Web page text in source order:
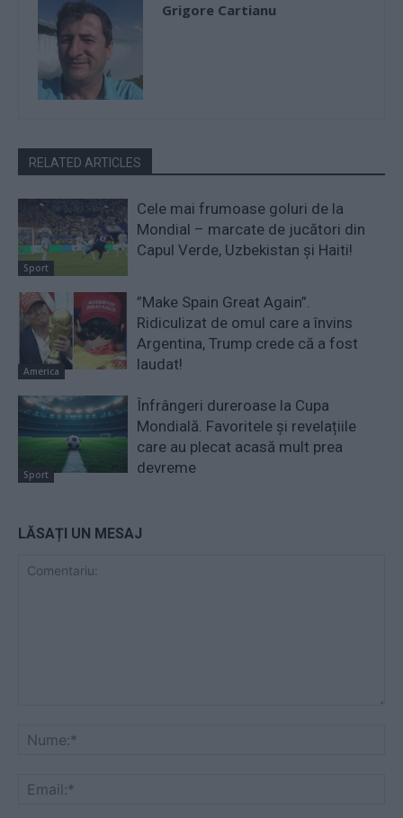
Grigore Cartianu
RELATED ARTICLES
Sport
Cele mai frumoase goluri de la
Mondial – marcate de jucători din
Capul Verde, Uzbekistan și Haiti!
America
”Make Spain Great Again”.
Ridiculizat de omul care a învins
Argentina, Trump crede că a fost
laudat!
Sport
Înfrângeri dureroase la Cupa
Mondială. Favoritele și revelațiile
care au plecat acasă mult prea
devreme
LĂSAȚI UN MESAJ